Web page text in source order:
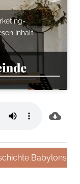
Inhalt
menschlichen
Babylons –